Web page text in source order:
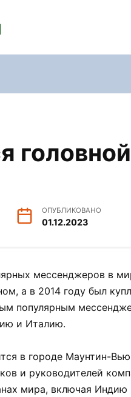
ОПУБЛИКОВАНО
01.12.2023
мессенджеров в
а в 2014 году был
популярным
и Италию.
в городе Маунтин-
и руководителей
мира, включая